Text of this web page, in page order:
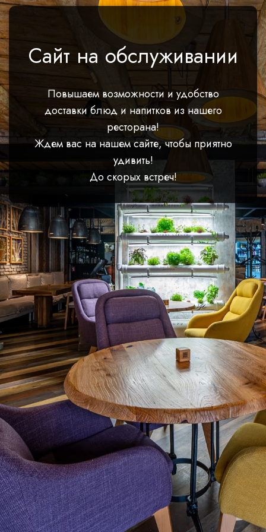
Сайт на обслуживании
Повышаем возможности и удобство
доставки блюд и напитков из нашего
ресторана!
Ждем вас на нашем сайте, чтобы приятно
удивить!
До скорых встреч!